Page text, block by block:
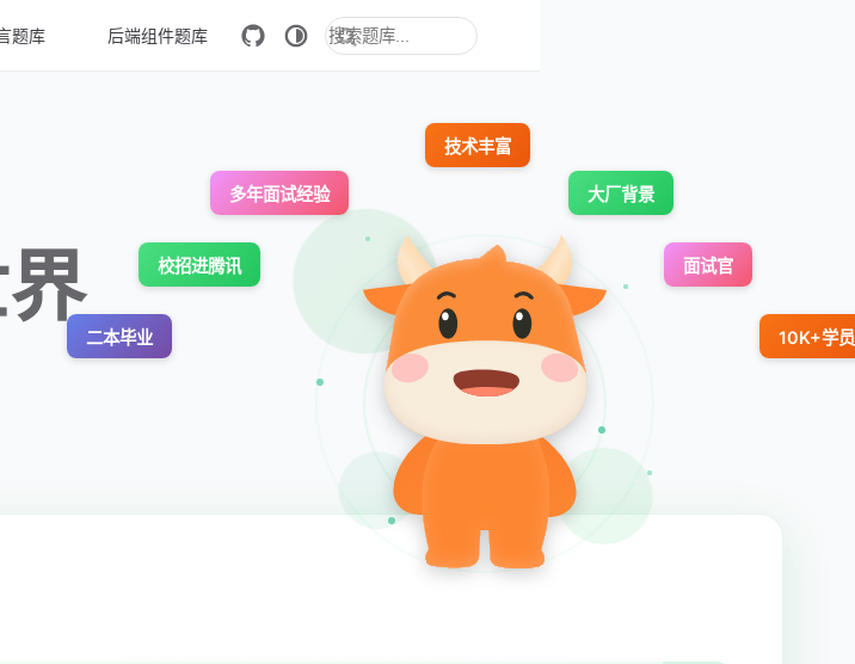
题库 后端组件题库
二本毕业
校招进腾讯
多年面试经验
技术丰富
大厂背景
面试官
10K+学员